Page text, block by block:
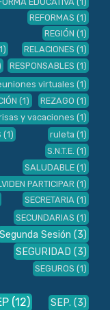
REFORMAS (1)
REGIÓN (1)
RELACIONES (1)
RESPONSABLES (1)
virtuales (1)
(1) REZAGO (1)
y vacaciones (1)
(1) ruleta (1)
S.N.T.E. (1)
SALUDABLE (1)
PARTICIPAR (1)
SECRETARIA (1)
SECUNDARIAS (1)
Segunda Sesión (3)
SEGURIDAD (3)
SEGUROS (1)
(12) SEP. (3)